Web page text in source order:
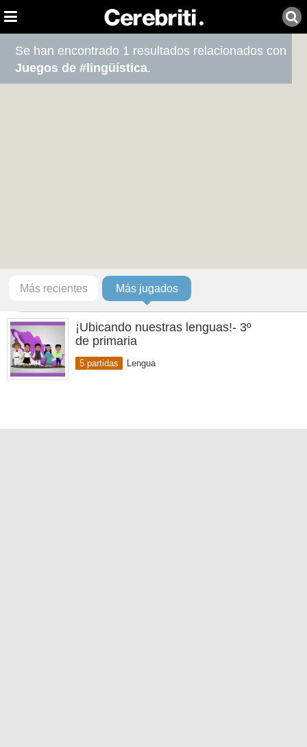
Se han encontrado 1 resultados relacionados con
Juegos de #lingüística.
Más recientes Más jugados
¡Ubicando nuestras lenguas!- 3º
de primaria
5 partidas Lengua